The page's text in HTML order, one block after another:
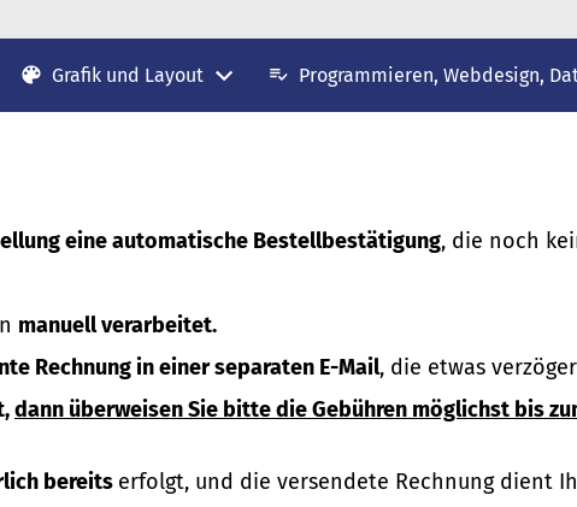
Grafik und Layout Programmieren, Webdesign,
eine automatische Bestellbestätigung, die noch
manuell verarbeitet.
Rechnung in einer separaten E-Mail, die etwas
dann überweisen Sie bitte die Gebühren möglichst bis
bereits erfolgt, und die versendete Rechnung dient